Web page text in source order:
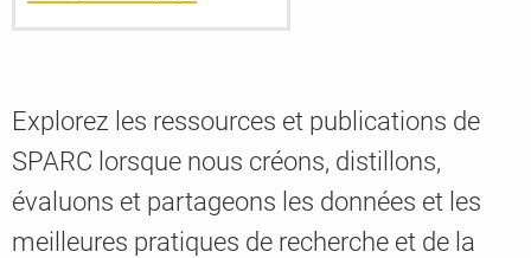
Explorez les ressources et publications de
SPARC lorsque nous créons, distillons,
évaluons et partageons les données et les
meilleures pratiques de recherche et de la